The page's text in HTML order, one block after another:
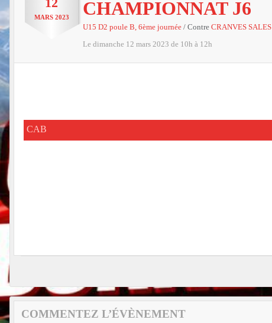
MARS 2023 CHAMPIONNAT J6
U15 D2 poule B, 6ème journée / Contre CRANVES SALES
Le dimanche 12 mars 2023 de 10h à 12h
CAB
COMMENTEZ L’ÉVÈNEMENT